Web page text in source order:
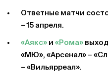
Ответные матчи
– 15 апреля.
«Аякс» и «Рома»
«МЮ», «Арсенал» –
– «Вильярреал».